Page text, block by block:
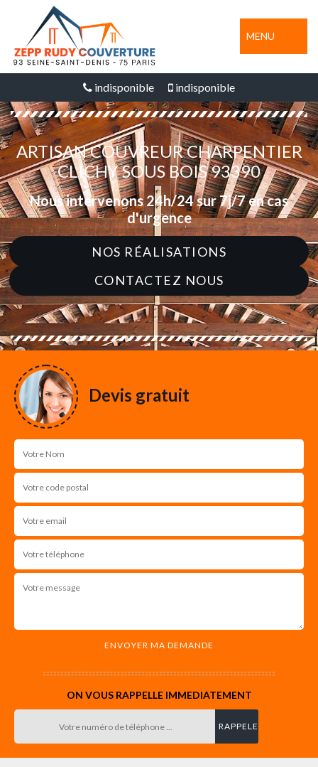
MENU
indisponible indisponible
ARTISAN COUVREUR CHARPENTIER
CLICHY SOUS BOIS 93390
Nous intervenons 24h/24 sur 7j/7 en cas
d'urgence
NOS RÉALISATIONS
CONTACTEZ NOUS
Devis gratuit
ON VOUS RAPPELLE IMMEDIATEMENT